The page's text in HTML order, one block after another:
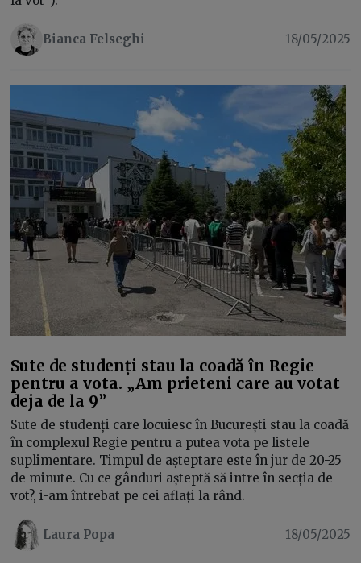
Bianca Felseghi 18/05/2025
Sute de studenți stau la coadă în Regie
pentru a vota. „Am prieteni care au votat
deja de la 9”
Sute de studenți care locuiesc în București stau la coadă
în complexul Regie pentru a putea vota pe listele
suplimentare. Timpul de așteptare este în jur de 20-25
de minute. Cu ce gânduri așteptă să intre în secția de
vot?, i-am întrebat pe cei aflați la rând.
Laura Popa 18/05/2025